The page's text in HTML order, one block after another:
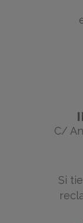
C/
Si